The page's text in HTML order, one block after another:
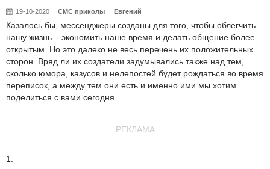
19-10-2020 СМС приколы Евгений
Казалось бы, мессенджеры созданы для того, чтобы облегчить
нашу жизнь – экономить наше время и делать общение более
открытым. Но это далеко не весь перечень их положительных
сторон. Вряд ли их создатели задумывались также над тем,
сколько юмора, казусов и нелепостей будет рождаться во время
переписок, а между тем они есть и именно ими мы хотим
поделиться с вами сегодня.
РЕКЛАМА
1.